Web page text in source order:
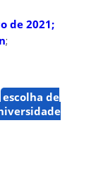
de 2021;
;
escolha de